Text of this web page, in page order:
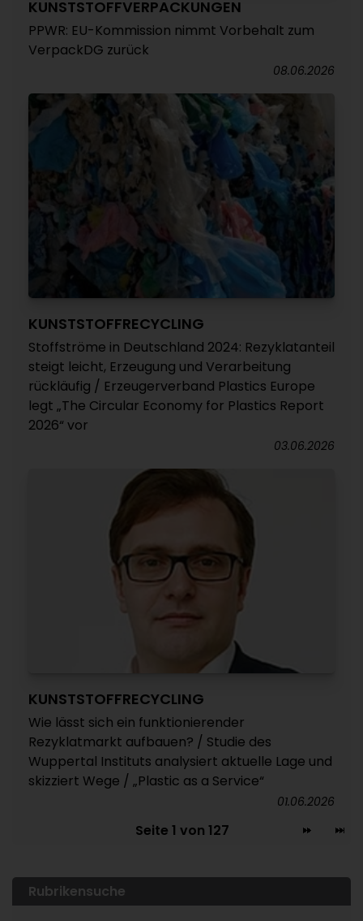
KUNSTSTOFFVERPACKUNGEN
PPWR: EU-Kommission nimmt Vorbehalt zum
VerpackDG zurück
08.06.2026
KUNSTSTOFFRECYCLING
Stoffströme in Deutschland 2024: Rezyklatanteil
steigt leicht, Erzeugung und Verarbeitung
rückläufig / Erzeugerverband Plastics Europe
legt „The Circular Economy for Plastics Report
2026“ vor
03.06.2026
KUNSTSTOFFRECYCLING
Wie lässt sich ein funktionierender
Rezyklatmarkt aufbauen? / Studie des
Wuppertal Instituts analysiert aktuelle Lage und
skizziert Wege / „Plastic as a Service“
01.06.2026
Seite 1 von 127
Rubrikensuche